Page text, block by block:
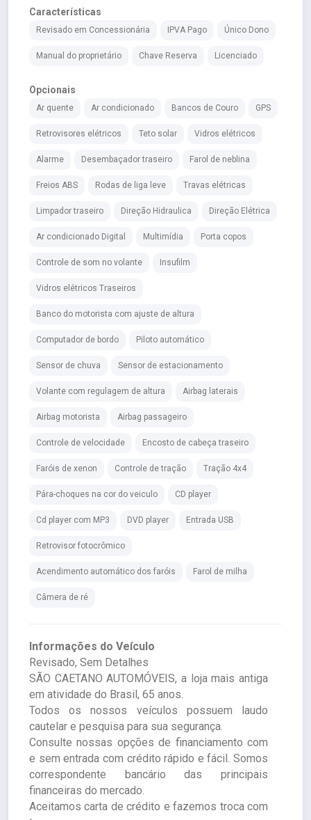
Características
Revisado em Concessionária IPVA Pago Único Dono
Manual do proprietário Chave Reserva Licenciado
Opcionais
Ar quente Ar condicionado Bancos de Couro GPS
Retrovisores elétricos Teto solar Vidros elétricos
Alarme Desembaçador traseiro Farol de neblina
Freios ABS Rodas de liga leve Travas elétricas
Limpador traseiro Direção Hidraulica Direção Elétrica
Ar condicionado Digital Multimídia Porta copos
Controle de som no volante Insufilm
Vidros elétricos Traseiros
Banco do motorista com ajuste de altura
Computador de bordo Piloto automático
Sensor de chuva Sensor de estacionamento
Volante com regulagem de altura Airbag laterais
Airbag motorista Airbag passageiro
Controle de velocidade Encosto de cabeça traseiro
Faróis de xenon Controle de tração Tração 4x4
Pára-choques na cor do veiculo CD player
Cd player com MP3 DVD player Entrada USB
Retrovisor fotocrômico
Acendimento automático dos faróis Farol de milha
Câmera de ré
Informações do Veículo
Revisado, Sem Detalhes
SÃO CAETANO AUTOMÓVEIS, a loja mais antiga
em atividade do Brasil, 65 anos.
Todos os nossos veículos possuem laudo
cautelar e pesquisa para sua segurança.
Consulte nossas opções de financiamento com
e sem entrada com crédito rápido e fácil. Somos
correspondente bancário das principais
financeiras do mercado.
Aceitamos carta de crédito e fazemos troca com